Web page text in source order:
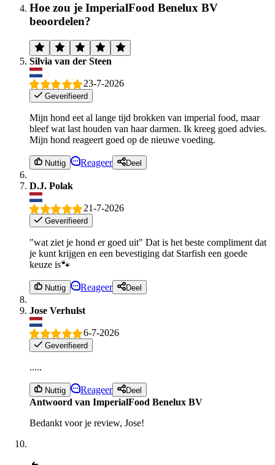
Hoe zou je ImperialFood Benelux BV
beoordelen?
Silvia van der Steen
23-7-2026
Geverifieerd
Mijn hond eet al lange tijd brokken van imperial food, maar
bleef wat last houden van haar darmen. Ik kreeg goed advies.
Mijn hond reageert goed op de nieuwe voeding.
Nuttig Reageer Deel
D.J. Polak
21-7-2026
Geverifieerd
"wat ziet je hond er goed uit" Dat is het beste compliment dat
je kunt krijgen en een bevestiging dat Starfish een goede
keuze is🐾
Nuttig Reageer Deel
Jose Verhulst
6-7-2026
Geverifieerd
.....
Nuttig Reageer Deel
Antwoord van ImperialFood Benelux BV
Bedankt voor je review, Jose!